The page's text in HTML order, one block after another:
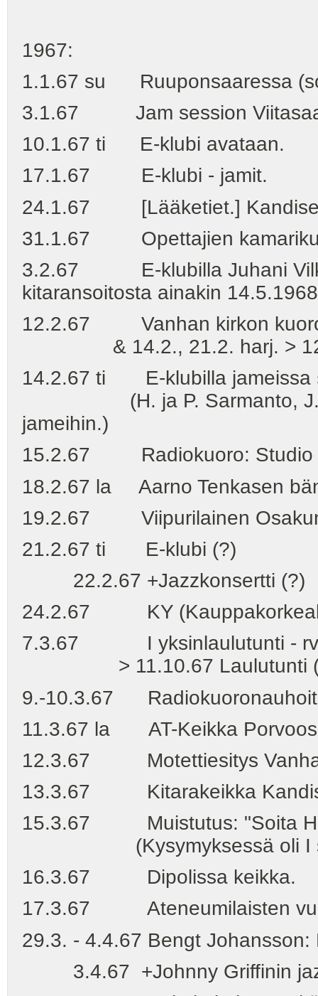
1967:
1.1.67 su Ruuponsaaressa
3.1.67 Jam session
10.1.67 ti E-klubi avataan.
17.1.67 E-klubi - jamit.
24.1.67 [Lääketiet.]
31.1.67 Opettajien
3.2.67 E-klubilla Juhani
kitaransoitosta ainakin
12.2.67 Vanhan kirkon kuoro
& 14.2., 21.2. harj. >
14.2.67 ti E-klubilla jameissa
(H. ja P. Sarmanto, J.
jameihin.)
15.2.67 Radiokuoro: Studio I,
18.2.67 la Aarno Tenkasen
19.2.67 Viipurilainen
21.2.67 ti E-klubi (?)
22.2.67 +Jazzkonsertti (?)
24.2.67 KY
7.3.67 I yksinlaulutunti - rva
> 11.10.67 Laulutunti
9.-10.3.67
11.3.67 la AT-Keikka
12.3.67 Motettiesitys
13.3.67 Kitarakeikka
15.3.67 Muistutus: "Soita
(Kysymyksessä oli I
16.3.67 Dipolissa keikka.
17.3.67 Ateneumilaisten
29.3. - 4.4.67 Bengt
3.4.67 +Johnny Griffinin